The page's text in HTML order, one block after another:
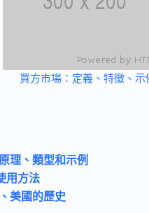
買方市場：定義、特徵、示
理、類型和示例
用方法
美國的歷史